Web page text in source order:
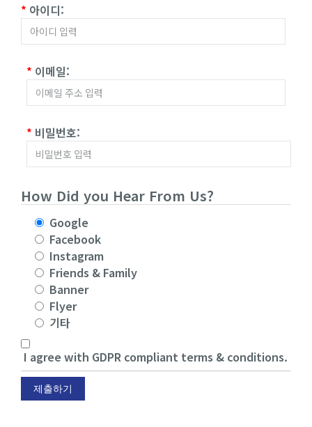
* 아이디:
* 이메일:
* 비밀번호:
How Did you Hear From Us?
Google
Facebook
Instagram
Friends & Family
Banner
Flyer
기타
I agree with GDPR compliant terms & conditions.
제출하기